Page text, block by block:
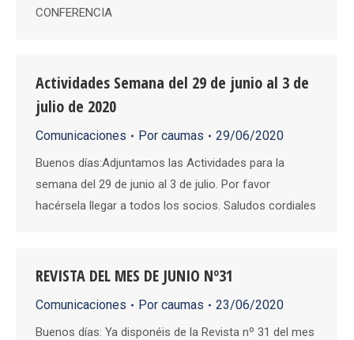
CONFERENCIA
Actividades Semana del 29 de junio al 3 de
julio de 2020
Comunicaciones Por caumas 29/06/2020
Buenos días:Adjuntamos las Actividades para la
semana del 29 de junio al 3 de julio. Por favor
hacérsela llegar a todos los socios. Saludos cordiales
REVISTA DEL MES DE JUNIO Nº31
Comunicaciones Por caumas 23/06/2020
Buenos días: Ya disponéis de la Revista nº 31 del mes